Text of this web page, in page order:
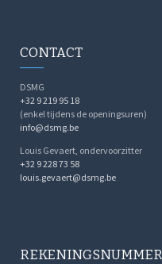
CONTACT
DSMG
+32 9 219 95 18
(enkel tijdens de openingsuren)
info@dsmg.be
Louis Gevaert, ondervoorzitter
+32 9 228 73 58
louis.gevaert@dsmg.be
REKENINGSNUMMER